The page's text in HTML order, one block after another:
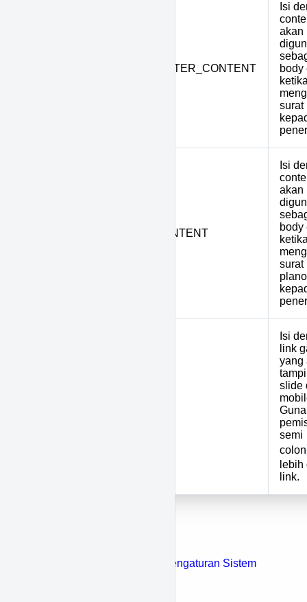
REFERENCE_LETTER_CONTENT
Isi
akan
body
surat
PPT_LETTER_CONTENT
Isi
akan
body
surat
Isi
link
yang
slide
semi
colon
lebih
link.
Sekilas tentang Menu Pengaturan Sistem